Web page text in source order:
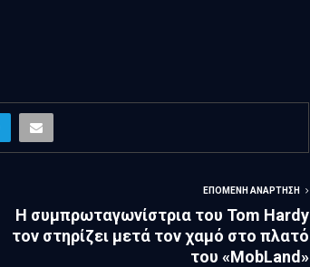
ΕΠΌΜΕΝΗ ΑΝΆΡΤΗΣΗ
Η συμπρωταγωνίστρια του Tom Hardy
τον στηρίζει μετά τον χαμό στο πλατό
του «MobLand»